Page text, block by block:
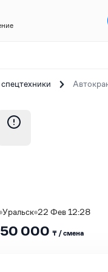
Уральск 22 Фев 12:28
000 ₸ / сменa